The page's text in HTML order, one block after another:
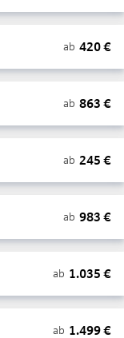
ab 420€
ab 863 €
ab 245 €
ab 983 €
ab 1.035 €
ab 1.499€